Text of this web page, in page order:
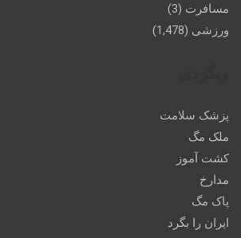
مسافرت (3)
ورزشی (1,478)
پزشک سلامت
ملک مگ
کشت آموز
مدارخ
پاک مگ
ایران را بگرد